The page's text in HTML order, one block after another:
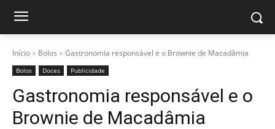
Início Bolos Gastronomia responsável e o Brownie de Macadâmia
Bolos Doces Publicidade
Gastronomia responsável e o
Brownie de Macadâmia